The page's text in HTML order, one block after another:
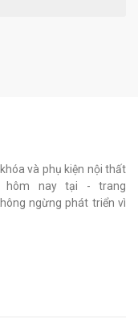
và phụ kiện nội thất
hôm nay tại - trang
ngừng phát triển vì